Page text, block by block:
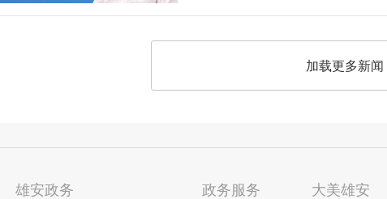
加载更多新闻
雄安政务 政务服务 大美雄安